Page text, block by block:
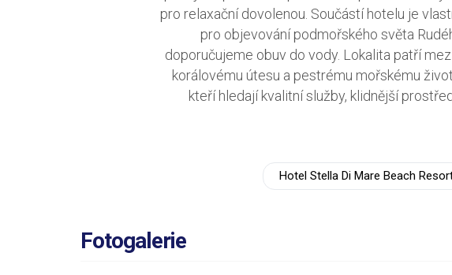
pro relaxační dovolenou. Součástí hotelu je
pro objevování podmořského světa
doporučujeme obuv do vody. Lokalita patří
korálovému útesu a pestrému mořskému
kteří hledají kvalitní služby, klidnější
Hotel Stella Di Mare Beach
Fotogalerie